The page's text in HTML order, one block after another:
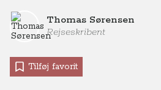
Thomas Sørensen
Rejseskribent
Tilføj favorit